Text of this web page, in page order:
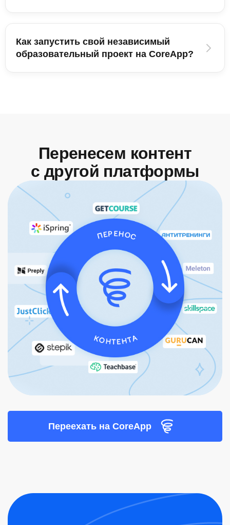
Как запустить свой независимый
образовательный проект на CoreApp?
Перенесем контент
с другой платформы
Переехать на CoreApp